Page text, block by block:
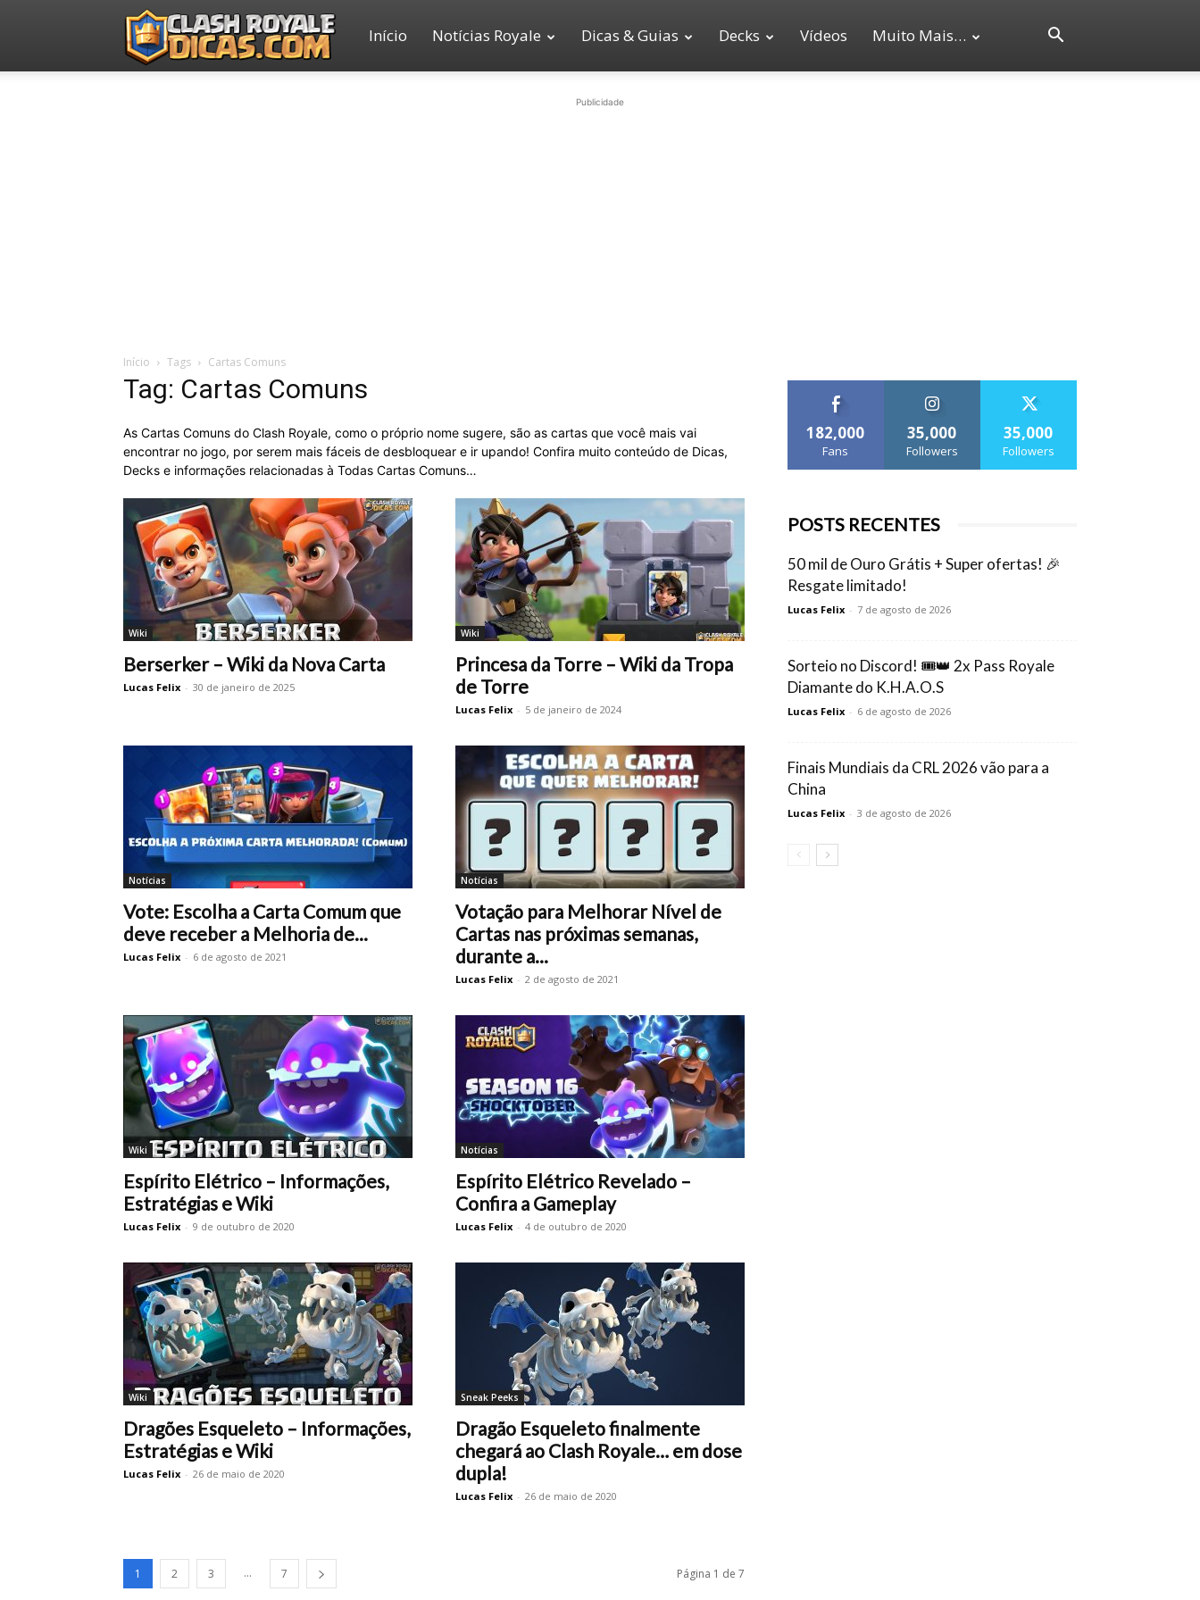
Clash
Início Notícias Royale Dicas & Guias Decks Vídeos Muito Mais…
Publicidade
Início Tags Cartas Comuns
Tag: Cartas Comuns
As Cartas Comuns do Clash Royale, como o próprio nome sugere, são as cartas que você mais vai
encontrar no jogo, por serem mais fáceis de desbloquear e ir upando! Confira muito conteúdo de Dicas,
Decks e informações relacionadas à Todas Cartas Comuns…
Wiki
Berserker – Wiki da Nova Carta
Lucas Felix - 30 de janeiro de 2025
Wiki
Princesa da Torre – Wiki da Tropa
de Torre
Lucas Felix - 5 de janeiro de 2024
Notícias
Vote: Escolha a Carta Comum que
deve receber a Melhoria de...
Lucas Felix - 6 de agosto de 2021
Notícias
Votação para Melhorar Nível de
Cartas nas próximas semanas,
durante a...
Lucas Felix - 2 de agosto de 2021
Wiki
Espírito Elétrico – Informações,
Estratégias e Wiki
Lucas Felix - 9 de outubro de 2020
Notícias
Espírito Elétrico Revelado –
Confira a Gameplay
Lucas Felix - 4 de outubro de 2020
Wiki
Dragões Esqueleto – Informações,
Estratégias e Wiki
Lucas Felix - 26 de maio de 2020
Sneak Peeks
Dragão Esqueleto finalmente
chegará ao Clash Royale… em dose
dupla!
Lucas Felix - 26 de maio de 2020
1 2 3 ... 7 Página 1 de 7
182,000
Fans
35,000
Followers
35,000
Followers
POSTS RECENTES
50 mil de Ouro Grátis + Super ofertas! 🎉
Resgate limitado!
Lucas Felix - 7 de agosto de 2026
Sorteio no Discord! 🎟️👑 2x Pass Royale
Diamante do K.H.A.O.S
Lucas Felix - 6 de agosto de 2026
Finais Mundiais da CRL 2026 vão para a
China
Lucas Felix - 3 de agosto de 2026